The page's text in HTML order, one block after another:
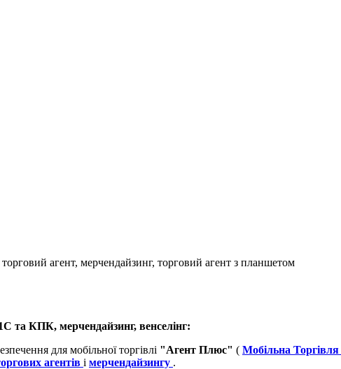
агент, мерчендайзинг, торговий агент з планшетом
та КПК, мерчендайзинг, венселінг:
для мобільної торгівлі "Агент Плюс" ( Мобільна Торгівля
агентів і мерчендайзингу .